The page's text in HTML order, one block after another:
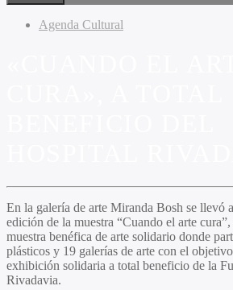
Agenda Cultural
En la galería de arte Miranda Bosh se llevó
edición de la muestra “Cuando el arte
muestra benéfica de arte solidario donde
plásticos y 19 galerías de arte con el
exhibición solidaria a total beneficio de la
Rivadavia.